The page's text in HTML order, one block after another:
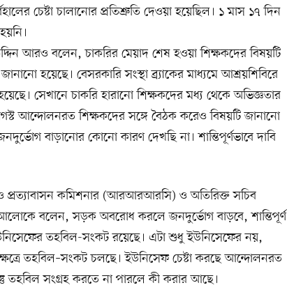
চেষ্টা চালানোর প্রতিশ্রুতি দেওয়া হয়েছিল। ১ মাস ১৭ দিন
আরও বলেন, চাকরির মেয়াদ শেষ হওয়া শিক্ষকদের বিষয়টি
হয়েছে। বেসরকারি সংস্থা ব্র্যাকের মাধ্যমে আশ্রয়শিবিরে
হয়েছে। সেখানে চাকরি হারানো শিক্ষকদের মধ্য থেকে অভিজ্ঞতার
আন্দোলনরত শিক্ষকদের সঙ্গে বৈঠক করেও বিষয়টি জানানো
বাড়ানোর কোনো কারণ দেখছি না। শান্তিপূর্ণভাবে দাবি
প্রত্যাবাসন কমিশনার (আরআরআরসি) ও অতিরিক্ত সচিব
বলেন, সড়ক অবরোধ করলে জনদুর্ভোগ বাড়বে, শান্তিপূর্ণ
তহবিল-সংকট রয়েছে। এটা শুধু ইউনিসেফের নয়,
তহবিল–সংকট চলছে। ইউনিসেফ চেষ্টা করছে আন্দোলনরত
তহবিল সংগ্রহ করতে না পারলে কী করার আছে।